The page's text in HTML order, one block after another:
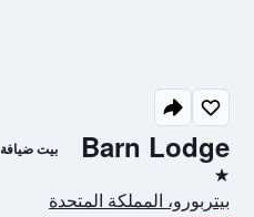
Barn Lodge بيت ضيافة
نجمة واحدة
بيتربورو، المملكة المتحدة